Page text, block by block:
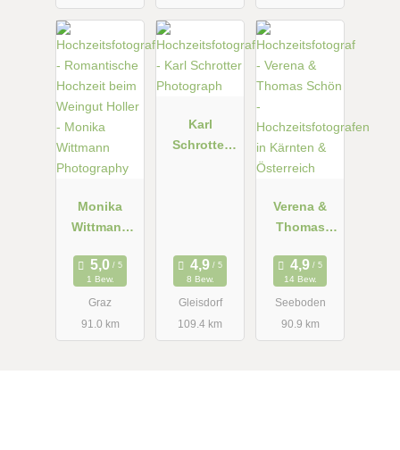
Monika
Wittmann
y
1 Bew.
Graz
91.0 km
Karl
Schrotter
8 Bew.
Gleisdorf
109.4 km
Verena &
Thomas
Hochzeitsfot
ografen in
Kärnten &
Österreich
14 Bew.
Seeboden
90.9 km